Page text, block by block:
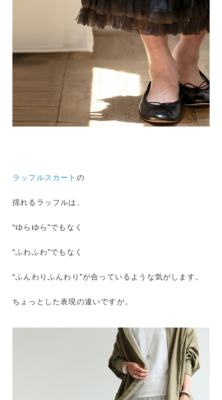
ラッフルスカート の
揺れるラッフルは、
“ゆらゆら”でもなく
“ふわふわ”でもなく
“ふんわりふんわり”が合っているような気がします。
ちょっとした表現の違いですが。